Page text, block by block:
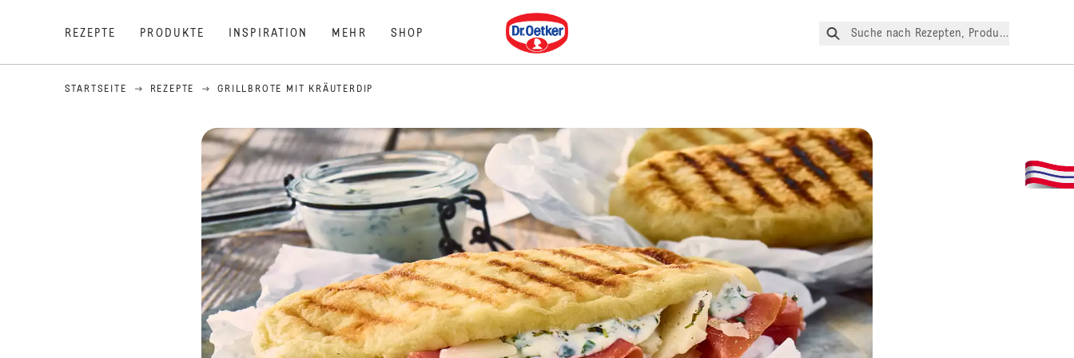
REZEPTE PRODUKTE INSPIRATION MEHR SHOP
Dr. Oetker
Suche nach Rezepten, Produkte, etc.
STARTSEITE REZEPTE GRILLBROTE MIT KRÄUTERDIP